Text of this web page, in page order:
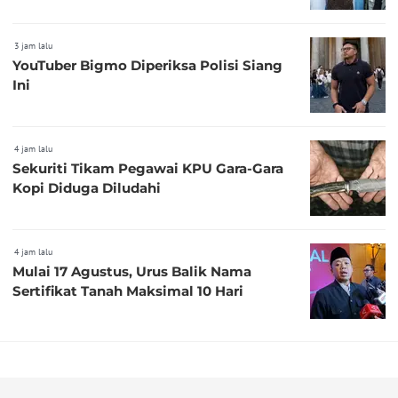
3 jam lalu
YouTuber Bigmo Diperiksa Polisi Siang
Ini
4 jam lalu
Sekuriti Tikam Pegawai KPU Gara-Gara
Kopi Diduga Diludahi
4 jam lalu
Mulai 17 Agustus, Urus Balik Nama
Sertifikat Tanah Maksimal 10 Hari